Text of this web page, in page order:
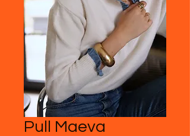
Pull Maeva